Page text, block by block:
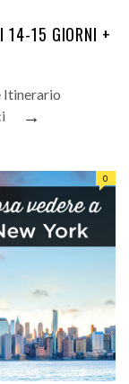
14-15 GIORNI +
Itinerario
→
0